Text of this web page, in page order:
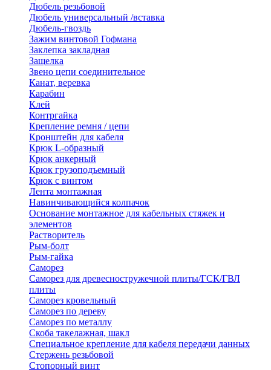
Дюбель резьбовой
Дюбель универсальный /вставка
Дюбель-гвоздь
Зажим винтовой Гофмана
Заклепка закладная
Защелка
Звено цепи соединительное
Канат, веревка
Карабин
Клей
Контргайка
Крепление ремня / цепи
Кронштейн для кабеля
Крюк L-образный
Крюк анкерный
Крюк грузоподъемный
Крюк с винтом
Лента монтажная
Навинчивающийся колпачок
Основание монтажное для кабельных стяжек и
элементов
Растворитель
Рым-болт
Рым-гайка
Саморез
Саморез для древесностружечной плиты/ГСК/ГВЛ
плиты
Саморез кровельный
Саморез по дереву
Саморез по металлу
Скоба такелажная, шакл
Специальное крепление для кабеля передачи данных
Стержень резьбовой
Стопорный винт